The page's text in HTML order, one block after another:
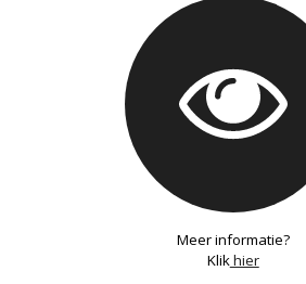
Meer informatie?
Klikhier